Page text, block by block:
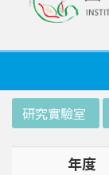
研究實驗室
年度